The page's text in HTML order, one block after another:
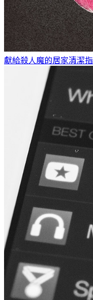
獻給殺人魔的居家清潔